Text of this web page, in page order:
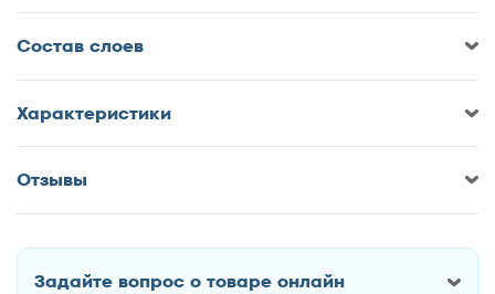
80x180
80x185
80x186
80x190
Cостав слоев
Характеристики
Отзывы
Оставить отзыв о Матрас Dimax
Задайте вопрос о товаре онлайн